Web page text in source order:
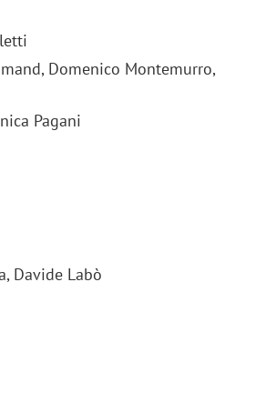
Domenico Montemurro,
Pagani
Davide Labò
Doxa: «Non basta più descrivere i